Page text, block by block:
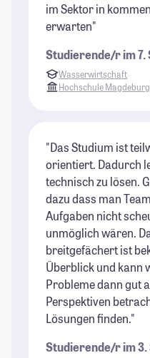
im Sektor in
erwarten"
Studierende/r im 7.
Wasserwirtschaft
Hochschule
"Das Studium ist
orientiert. Dadurch
technisch zu lösen.
dazu dass man
Aufgaben nicht
unmöglich wären.
breitgefächert ist
Überblick und kann
Probleme dann gut
Perspektiven
Lösungen finden."
Studierende/r im 3.